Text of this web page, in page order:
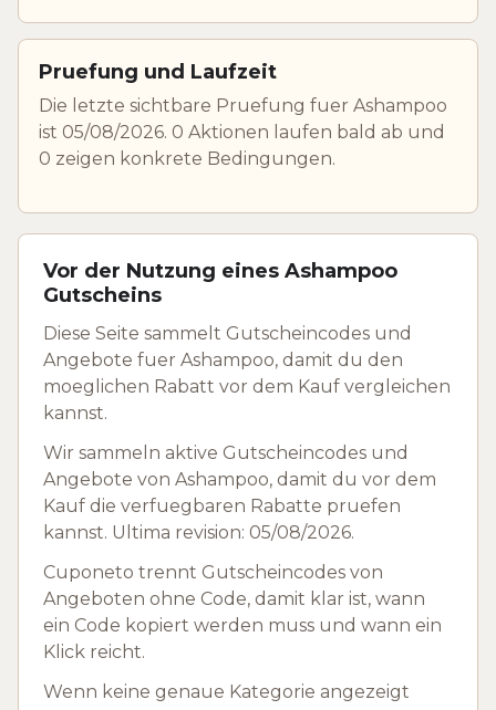
Pruefung und Laufzeit
Die letzte sichtbare Pruefung fuer Ashampoo
ist 05/08/2026. 0 Aktionen laufen bald ab und
0 zeigen konkrete Bedingungen.
Vor der Nutzung eines Ashampoo
Gutscheins
Diese Seite sammelt Gutscheincodes und
Angebote fuer Ashampoo, damit du den
moeglichen Rabatt vor dem Kauf vergleichen
kannst.
Wir sammeln aktive Gutscheincodes und
Angebote von Ashampoo, damit du vor dem
Kauf die verfuegbaren Rabatte pruefen
kannst. Ultima revision: 05/08/2026.
Cuponeto trennt Gutscheincodes von
Angeboten ohne Code, damit klar ist, wann
ein Code kopiert werden muss und wann ein
Klick reicht.
Wenn keine genaue Kategorie angezeigt